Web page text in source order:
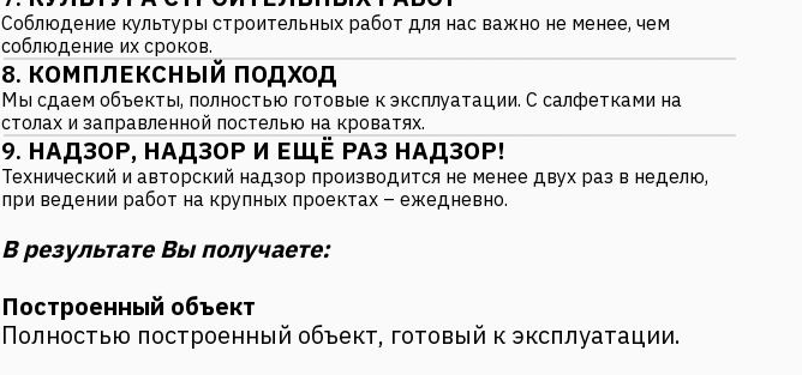
Соблюдение культуры строительных работ для нас важно не менее, чем
соблюдение их сроков.
8. КОМПЛЕКСНЫЙ ПОДХОД
Мы сдаем объекты, полностью готовые к эксплуатации. С салфетками на
столах и заправленной постелью на кроватях.
9. НАДЗОР, НАДЗОР И ЕЩЁ РАЗ НАДЗОР!
Технический и авторский надзор производится не менее двух раз в неделю,
при ведении работ на крупных проектах – ежедневно.
В результате Вы получаете:
Построенный объект
Полностью построенный объект, готовый к эксплуатации.